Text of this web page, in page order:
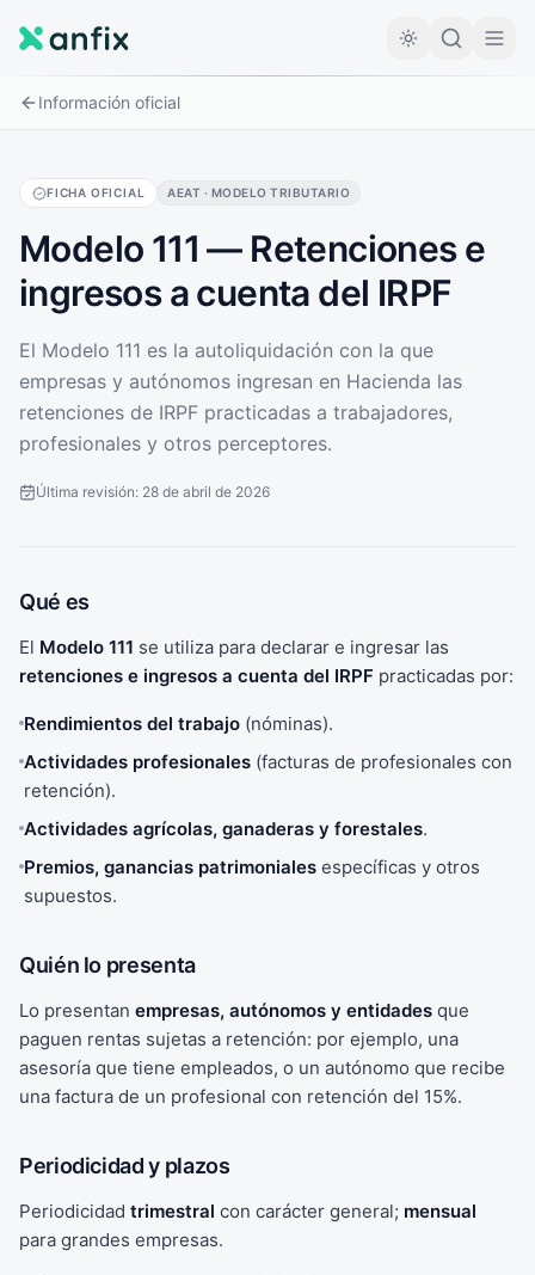
Información oficial
FICHA OFICIAL AEAT · MODELO TRIBUTARIO
Modelo 111 — Retenciones e
ingresos a cuenta del IRPF
El Modelo 111 es la autoliquidación con la que
empresas y autónomos ingresan en Hacienda las
retenciones de IRPF practicadas a trabajadores,
profesionales y otros perceptores.
Última revisión: 28 de abril de 2026
Qué es
El Modelo 111 se utiliza para declarar e ingresar las
retenciones e ingresos a cuenta del IRPF practicadas por:
Rendimientos del trabajo (nóminas).
Actividades profesionales (facturas de profesionales con
retención).
Actividades agrícolas, ganaderas y forestales.
Premios, ganancias patrimoniales específicas y otros
supuestos.
Quién lo presenta
Lo presentan empresas, autónomos y entidades que
paguen rentas sujetas a retención: por ejemplo, una
asesoría que tiene empleados, o un autónomo que recibe
una factura de un profesional con retención del 15%.
Periodicidad y plazos
Periodicidad trimestral con carácter general; mensual
para grandes empresas.